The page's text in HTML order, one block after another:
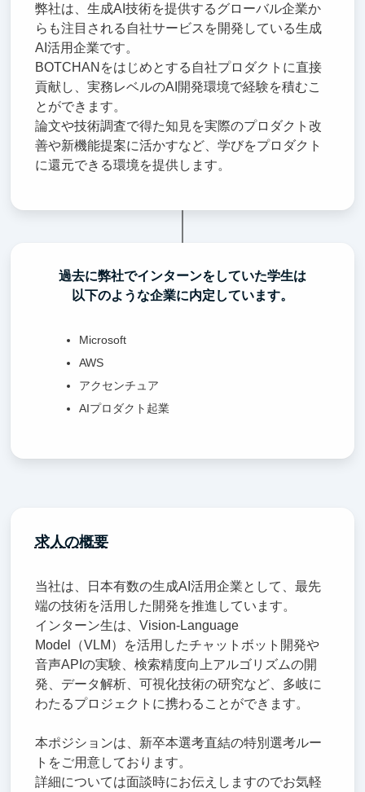
弊社は、生成AI技術を提供するグローバル企業か
らも注目される自社サービスを開発している生成
AI活用企業です。
BOTCHANをはじめとする自社プロダクトに直接
貢献し、実務レベルのAI開発環境で経験を積むこ
とができます。
論文や技術調査で得た知見を実際のプロダクト改
善や新機能提案に活かすなど、学びをプロダクト
に還元できる環境を提供します。
過去に弊社でインターンをしていた学生は
以下のような企業に内定しています。
Microsoft
AWS
アクセンチュア
AIプロダクト起業
求人の概要
当社は、日本有数の生成AI活用企業として、最先
端の技術を活用した開発を推進しています。
インターン生は、Vision-Language
Model（VLM）を活用したチャットボット開発や
音声APIの実験、検索精度向上アルゴリズムの開
発、データ解析、可視化技術の研究など、多岐に
わたるプロジェクトに携わることができます。
本ポジションは、新卒本選考直結の特別選考ルー
トをご用意しております。
詳細については面談時にお伝えしますのでお気軽